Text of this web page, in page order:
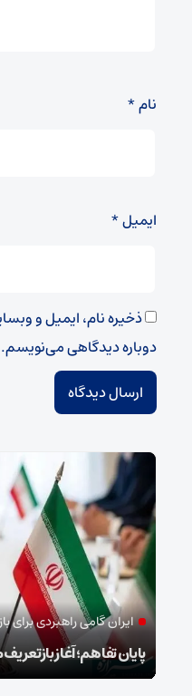
نام*
ایمیل*
ذخیره نام، ایمیل و
دوباره دیدگاهی می‌نویسم.
ایران گامی راهبردی برای
پایان تفاهم؛ آغاز